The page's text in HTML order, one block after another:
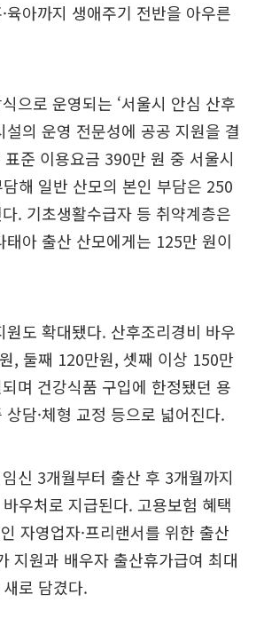
육아까지 생애주기 전반을 아우른
으로 운영되는 ‘서울시 안심 산후
설의 운영 전문성에 공공 지원을 결
준 이용요금 390만 원 중 서울시
해 일반 산모의 본인 부담은 250
. 기초생활수급자 등 취약계층은
태아 출산 산모에게는 125만 원이
원도 확대됐다. 산후조리경비 바우
, 둘째 120만원, 셋째 이상 150만
며 건강식품 구입에 한정됐던 용
담·체형 교정 등으로 넓어진다.
신 3개월부터 출산 후 3개월까지
우처로 지급된다. 고용보험 혜택
자영업자·프리랜서를 위한 출산
지원과 배우자 출산휴가급여 최대
로 담겼다.